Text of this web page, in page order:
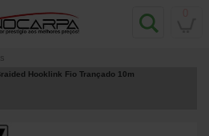
Hooklink Fio Trançado 10m